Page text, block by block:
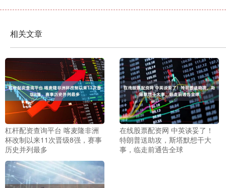
相关文章
杠杆配资查询平台 喀麦隆非洲
杯改制以来11次晋级8强，赛事
历史并列最多
在线股票配资网 中英谈妥了！
特朗普送助攻，斯塔默想干大
事，临走前通告全球